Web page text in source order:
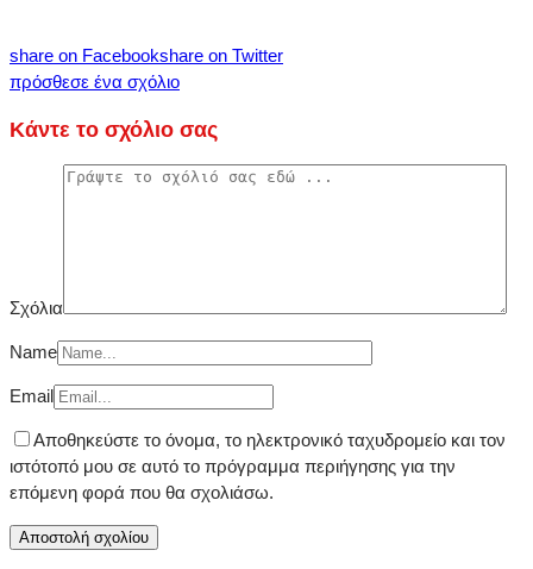
share on Facebookshare on Twitter
πρόσθεσε ένα σχόλιο
Κάντε το σχόλιο σας
Σχόλια
Name
Email
Αποθηκεύστε το όνομα, το ηλεκτρονικό ταχυδρομείο και τον
ιστότοπό μου σε αυτό το πρόγραμμα περιήγησης για την
επόμενη φορά που θα σχολιάσω.